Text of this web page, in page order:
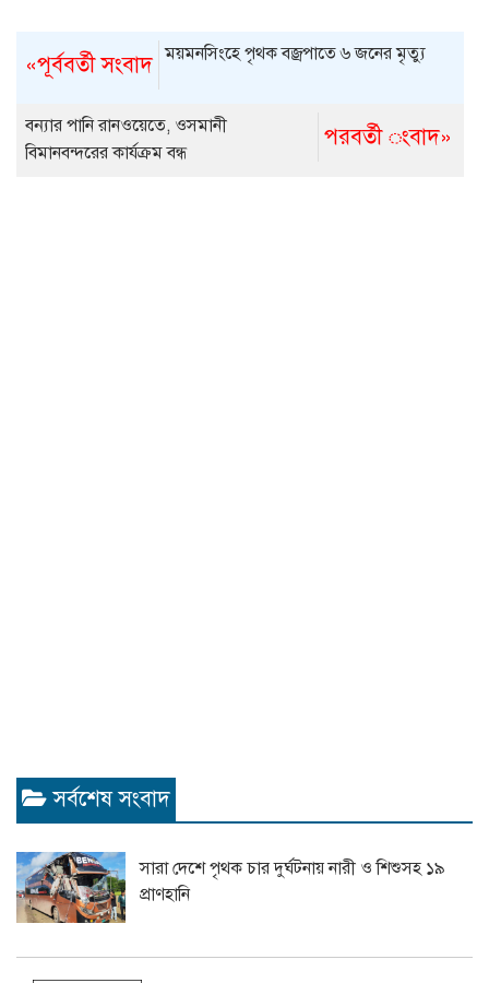
«পূর্ববর্তী সংবাদ ময়মনসিংহে পৃথক বজ্রপাতে ৬ জনের মৃত্যু
পরবর্তী ংবাদ»
বন্যার পানি রানওয়েতে, ওসমানী
বিমানবন্দরের কার্যক্রম বন্ধ
সর্বশেষ সংবাদ
সারা দেশে পৃথক চার দুর্ঘটনায় নারী ও শিশুসহ ১৯
প্রাণহানি